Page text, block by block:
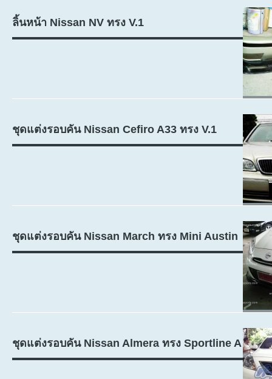
ลิ้นหน้า Nissan NV ทรง V.1
ชุดแต่งรอบคัน Nissan Cefiro A33 ทรง V.1
ชุดแต่งรอบคัน Nissan March ทรง Mini Austin
ชุดแต่งรอบคัน Nissan Almera ทรง Sportline A